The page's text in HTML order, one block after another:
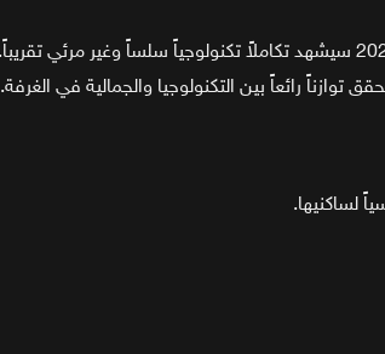
رائعاً بين التكنولوجيا والجمالية في الغرفة.
لساكنيها.